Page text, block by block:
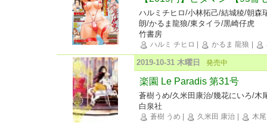
ハルミチヒロ/小林拓己/結城稜/朝森
朗/かるま龍狼/東タイラ/黒崎仔虎
竹書房
ハルミ チヒロ かるま 龍狼
2019-10-31 木曜日 発売中
楽園 Le Paradis 第31号
蒼樹うめ/久米田康治/幾花にいろ/木
白泉社
蒼樹 うめ 久米田 康治 木